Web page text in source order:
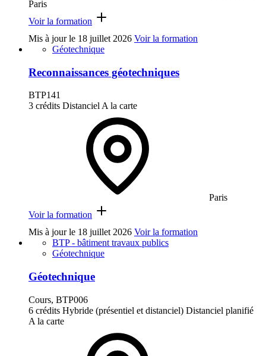
Paris
Voir la formation
Mis à jour le 18 juillet 2026 Voir la formation
Géotechnique
Reconnaissances géotechniques
BTP141
3 crédits DistancielA la carte
Paris
Voir la formation
Mis à jour le 18 juillet 2026 Voir la formation
BTP - bâtiment travaux publics
Géotechnique
Géotechnique
Cours, BTP006
6 crédits Hybride (présentiel et distanciel) Distanciel planifié
A la carte